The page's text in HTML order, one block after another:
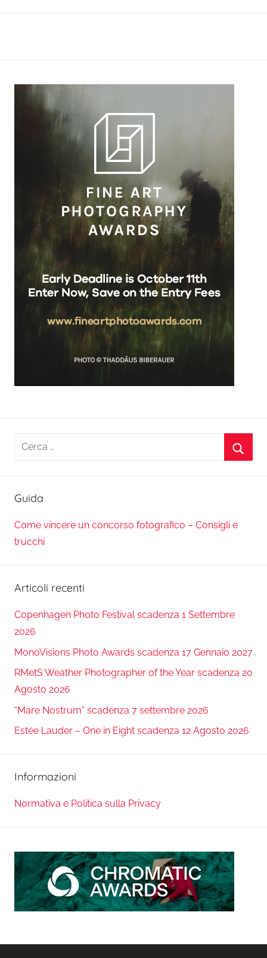
Ricerca
Guida
Come vincere un concorso fotografico – Consigli e
trucchi
Articoli recenti
Copenhagen Photo Festival scadenza 1 Settembre
2026
MonoVisions Photo Awards scadenza 17 Gennaio 2027
RMetS Weather Photographer of the Year scadenza 20
Agosto 2026
“Mare Nostrum” scadenza 7 settembre 2026
Estée Lauder – One in Eight scadenza 12 Agosto 2026
Informazioni
Normativa e Politica sulla Privacy